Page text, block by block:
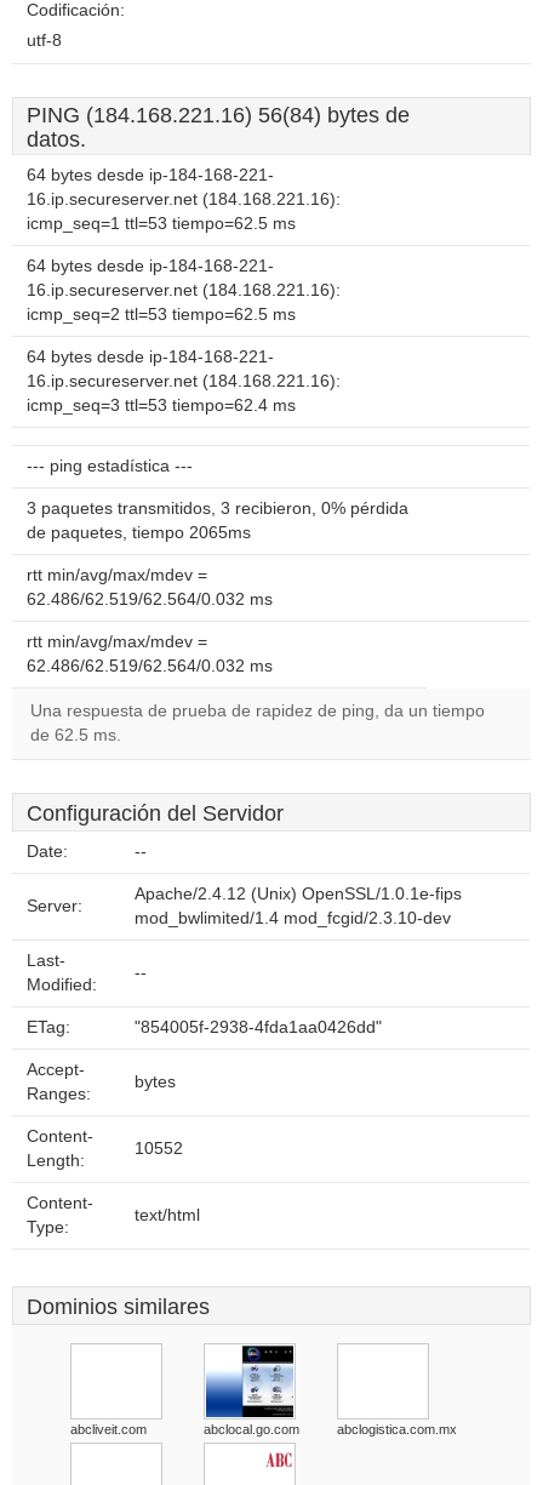
Codificación:
utf-8
PING (184.168.221.16) 56(84) bytes de
datos.
64 bytes desde ip-184-168-221-
16.ip.secureserver.net (184.168.221.16):
icmp_seq=1 ttl=53 tiempo=62.5 ms
64 bytes desde ip-184-168-221-
16.ip.secureserver.net (184.168.221.16):
icmp_seq=2 ttl=53 tiempo=62.5 ms
64 bytes desde ip-184-168-221-
16.ip.secureserver.net (184.168.221.16):
icmp_seq=3 ttl=53 tiempo=62.4 ms
--- ping estadística ---
3 paquetes transmitidos, 3 recibieron, 0% pérdida
de paquetes, tiempo 2065ms
rtt min/avg/max/mdev =
62.486/62.519/62.564/0.032 ms
rtt min/avg/max/mdev =
62.486/62.519/62.564/0.032 ms
Una respuesta de prueba de rapidez de ping, da un tiempo
de 62.5 ms.
Configuración del Servidor
Date: --
Server:
Apache/2.4.12 (Unix) OpenSSL/1.0.1e-fips
mod_bwlimited/1.4 mod_fcgid/2.3.10-dev
Last-
Modified:
--
ETag: "854005f-2938-4fda1aa0426dd"
Accept-
Ranges:
bytes
Content-
Length:
10552
Content-
Type:
text/html
Dominios similares
abcliveit.com abclocal.go.com abclogistica.com.mx